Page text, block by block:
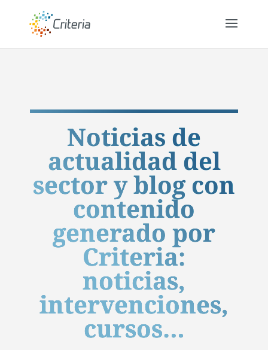
Noticias de
actualidad del
sector y blog con
contenido
generado por
Criteria:
noticias,
intervenciones,
cursos…